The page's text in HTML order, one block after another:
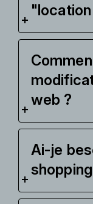
web ?
Ai-je